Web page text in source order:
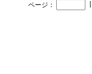
ページ：